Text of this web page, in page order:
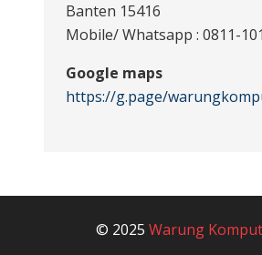
Banten 15416
Mobile/ Whatsapp : 0811-
Google maps
https://g.page/
© 2025 Warung